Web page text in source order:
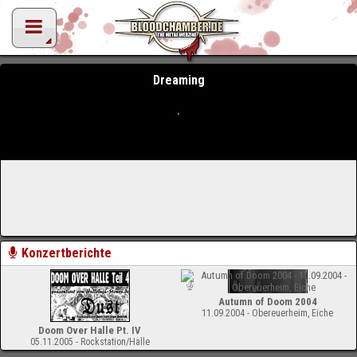
Dreaming
Konzertberichte
Doom Over Halle Pt. IV
05.11.2005 - Rockstation/Halle
Autumn of Doom 2004
11.09.2004 - Obereuerheim, Eiche